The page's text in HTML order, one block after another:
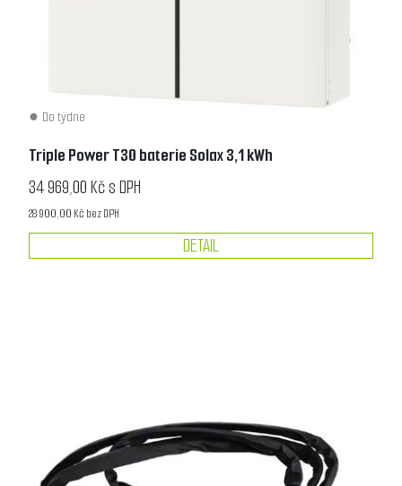
Do týdne
Triple Power T30 baterie Solax 3,1 kWh
34 969,00 Kč s DPH
28 900,00 Kč bez DPH
DETAIL